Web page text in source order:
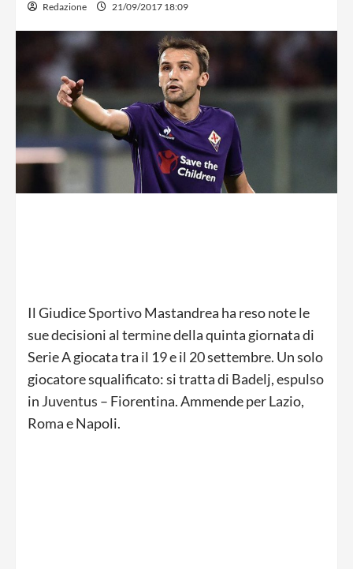
Redazione 21/09/2017 18:09
Il Giudice Sportivo Mastandrea ha reso note le
sue decisioni al termine della quinta giornata di
Serie A giocata tra il 19 e il 20 settembre. Un solo
giocatore squalificato: si tratta di Badelj, espulso
in Juventus – Fiorentina. Ammende per Lazio,
Roma e Napoli.